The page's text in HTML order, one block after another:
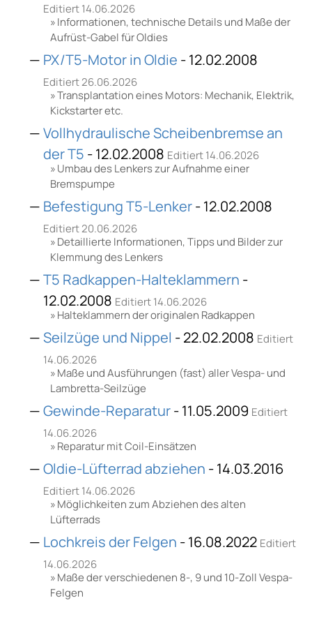
Editiert 14.06.2026
Informationen, technische Details und Maße der
Aufrüst-Gabel für Oldies
PX/T5-Motor in Oldie - 12.02.2008
Editiert 26.06.2026
Transplantation eines Motors: Mechanik, Elektrik,
Kickstarter etc.
Vollhydraulische Scheibenbremse an
der T5 - 12.02.2008 Editiert 14.06.2026
Umbau des Lenkers zur Aufnahme einer
Bremspumpe
Befestigung T5-Lenker- 12.02.2008
Editiert 20.06.2026
Detaillierte Informationen, Tipps und Bilder zur
Klemmung des Lenkers
T5 Radkappen-Halteklammern -
12.02.2008 Editiert 14.06.2026
Halteklammern der originalen Radkappen
Seilzüge und Nippel - 22.02.2008 Editiert
14.06.2026
Maße und Ausführungen (fast) aller Vespa- und
Lambretta-Seilzüge
Gewinde-Reparatur- 11.05.2009 Editiert
14.06.2026
Reparatur mit Coil-Einsätzen
Oldie-Lüfterrad abziehen - 14.03.2016
Editiert 14.06.2026
Möglichkeiten zum Abziehen des alten
Lüfterrads
Lochkreis der Felgen - 16.08.2022 Editiert
14.06.2026
Maße der verschiedenen 8-, 9 und 10-Zoll Vespa-
Felgen